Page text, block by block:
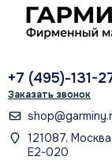
+7 (495)-131-
Заказать звонок
121087,
Е2-020